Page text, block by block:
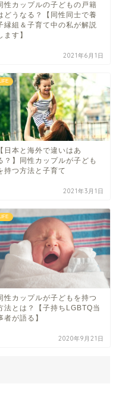
性カップルの子どもの戸籍
どうなる？【同性同士で養
縁組＆子育て中の私が解説
ます】
2021年6月1日
LIFE
【日本と海外で違いはあ
？】同性カップルが子ども
持つ方法と子育て
2021年3月1日
LIFE
性カップルが子どもを持つ
法とは？【子持ちLGBTQ当
者が語る】
2020年9月21日